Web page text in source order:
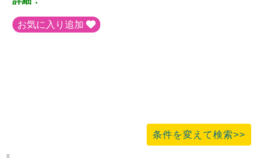
お気に入り追加
条件を変えて検索>>